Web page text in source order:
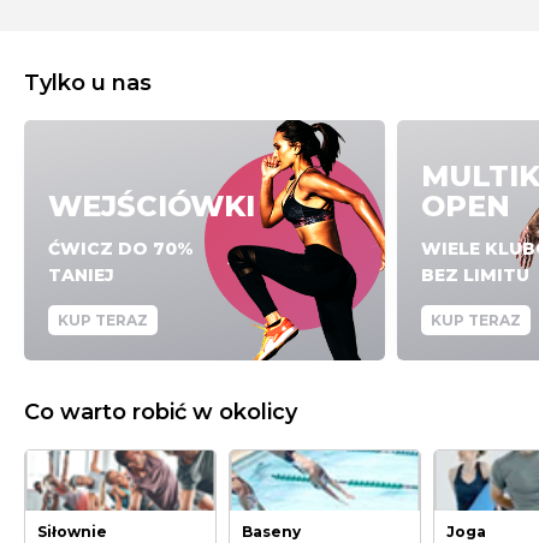
Tylko u nas
WEJŚCIÓWKI
ĆWICZ DO 70%
TANIEJ
KUP TERAZ
OPEN
WIELE
BEZ LIMITU
KUP TERAZ
Co warto robić w okolicy
Siłownie
Baseny
Joga